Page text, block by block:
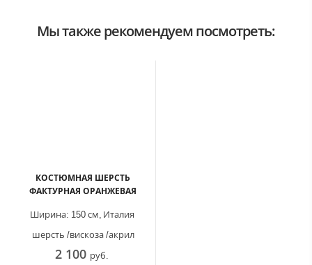
Мы также рекомендуем посмотреть:
КОСТЮМНАЯ ШЕРСТЬ
ФАКТУРНАЯ ОРАНЖЕВАЯ
Италия
Ширина: 150 см,
шерсть /вискоза /акрил
2 100 руб.